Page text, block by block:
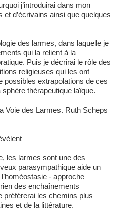
j’introduirai dans mon
d’écrivains ainsi que quelques
des larmes, dans laquelle je
qui la relient à la
Puis je décrirai le rôle des
religieuses qui les ont
possibles extrapolations de ces
thérapeutique laïque.
les larmes sont une des
parasympathique aide un
- approche
des enchaînements
préférerai les chemins plus
et de la littérature.